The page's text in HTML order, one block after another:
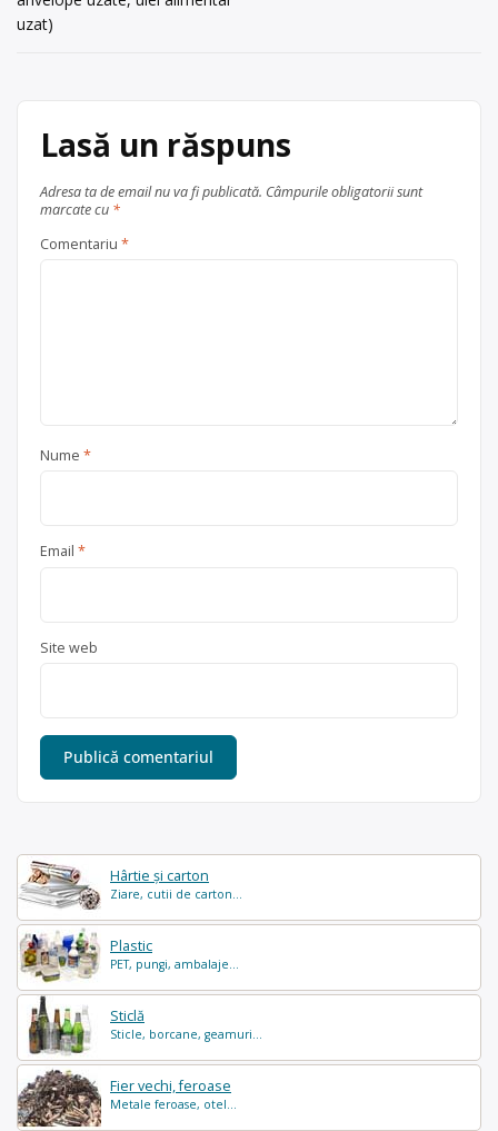
Hârtie și carton
Ziare, cutii de carton...
Plastic
PET, pungi, ambalaje...
Sticlă
Sticle, borcane, geamuri...
Fier vechi, feroase
Metale feroase, otel...
București Str. Rasadnitei, Nr.26, […]
carton,plastic, sticlă,vehicule
București
Ilfov + București
uzat)
Lasă un răspuns
Adresa ta de email nu va fi publicată. Câmpurile obligatorii sunt
marcate cu *
Comentariu *
Nume *
Email *
Site web